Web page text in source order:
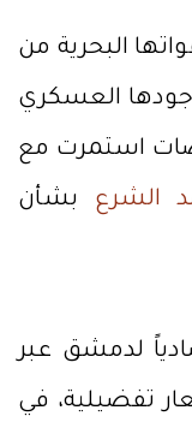
البحرية من
وخفضت وجودها العسكري
استمرت مع
الشرع بشأن
لدمشق عبر
تفضيلية، في